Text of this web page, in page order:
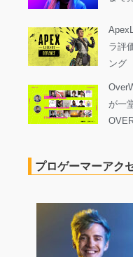
ラ評
ング
が一
プロゲーマーアク